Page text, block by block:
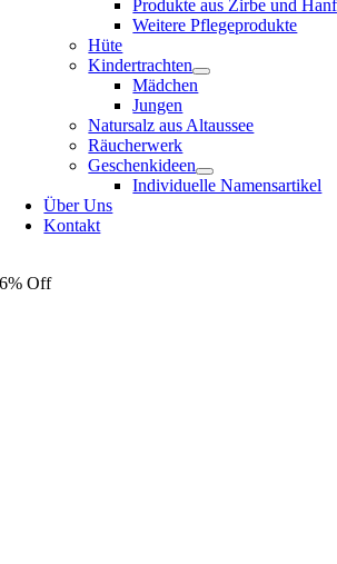
Produkte aus Zirbe und Hanf
Weitere Pflegeprodukte
Hüte
Kindertrachten
Mädchen
Jungen
Natursalz aus Altaussee
Räucherwerk
Geschenkideen
Individuelle Namensartikel
Über Uns
Kontakt
6% Off